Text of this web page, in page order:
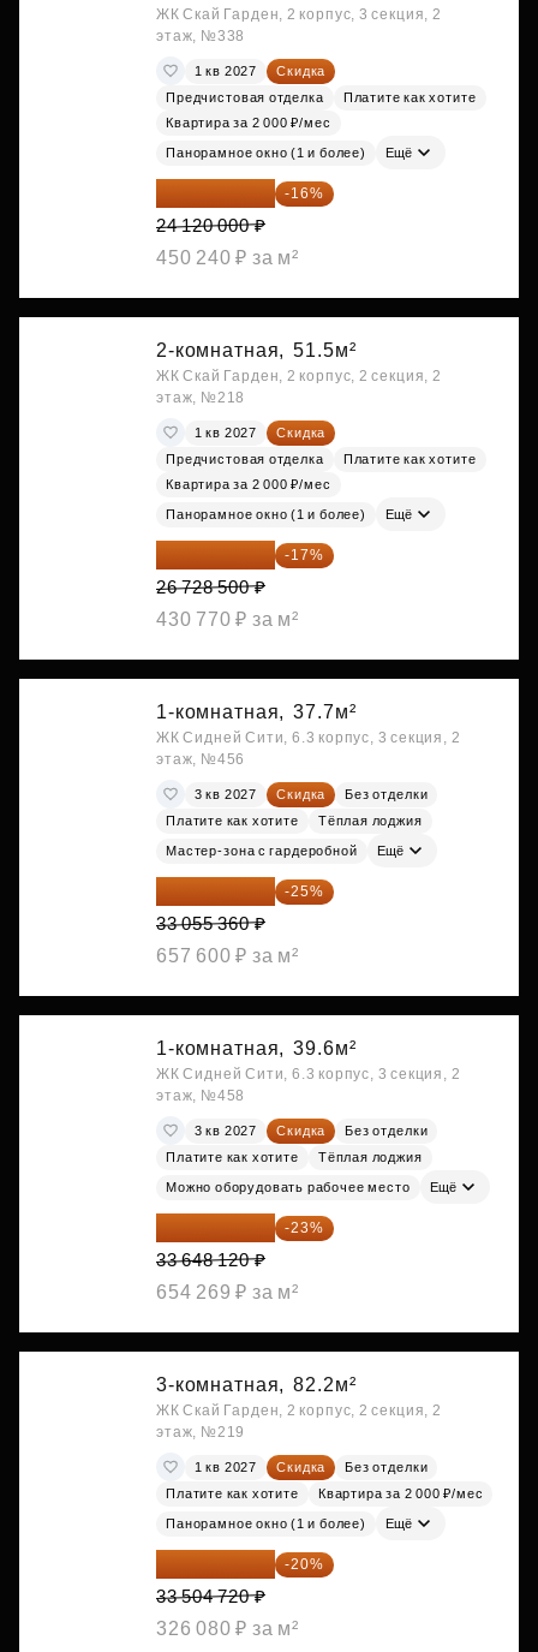
ЖК Скай Гарден, 2 корпус, 3 секция, 2
этаж, №338
1 кв 2027
Скидка
Предчистовая отделка
Платите как хотите
Квартира за 2 000 ₽/мес
Панорамное окно (1 и более) Ещё
20 260 800 ₽ -16%
24 120 000 ₽
450 240 ₽ за м²
2-комнатная, 51.5м²
ЖК Скай Гарден, 2 корпус, 2 секция, 2
этаж, №218
1 кв 2027
Скидка
Предчистовая отделка
Платите как хотите
Квартира за 2 000 ₽/мес
Панорамное окно (1 и более) Ещё
22 184 655 ₽ -17%
26 728 500 ₽
430 770 ₽ за м²
1-комнатная, 37.7м²
ЖК Сидней Сити, 6.3 корпус, 3 секция, 2
этаж, №456
3 кв 2027 Скидка
Без отделки
Платите как хотите
Тёплая лоджия
Мастер-зона с гардеробной Ещё
24 791 520 ₽ -25%
33 055 360 ₽
657 600 ₽ за м²
1-комнатная, 39.6м²
ЖК Сидней Сити, 6.3 корпус, 3 секция, 2
этаж, №458
3 кв 2027 Скидка
Без отделки
Платите как хотите
Тёплая лоджия
Можно оборудовать рабочее место Ещё
25 909 052 ₽ -23%
33 648 120 ₽
654 269 ₽ за м²
3-комнатная, 82.2м²
ЖК Скай Гарден, 2 корпус, 2 секция, 2
этаж, №219
1 кв 2027 Скидка
Без отделки
Платите как хотите
Квартира за 2 000 ₽/мес
Панорамное окно (1 и более) Ещё
26 803 776 ₽ -20%
33 504 720 ₽
326 080 ₽ за м²